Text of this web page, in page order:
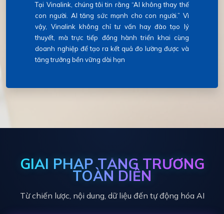
Tại Vinalink, chúng tôi tin rằng “AI không thay thế
con người. AI tăng sức mạnh cho con người.” Vì
vậy, Vinalink không chỉ tư vấn hay đào tạo lý
thuyết, mà trực tiếp đồng hành triển khai cùng
doanh nghiệp để tạo ra kết quả đo lường được và
tăng trưởng bền vững dài hạn
GIẢI PHÁP TĂNG TRƯỞNG
TOÀN DIỆN
Từ chiến lược, nội dung, dữ liệu đến tự động hóa AI